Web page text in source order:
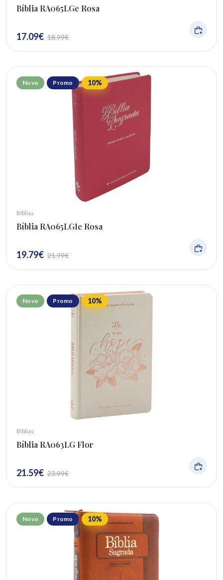
Bíblia RA065LGe Rosa
17.09€ 18.99€
Novo Promo 10%
Bíblias
Bíblia RA065LGIe Rosa
19.79€ 21.99€
Novo Promo 10%
Bíblias
Bíblia RA063LG Flor
21.59€ 23.99€
Novo Promo 10%